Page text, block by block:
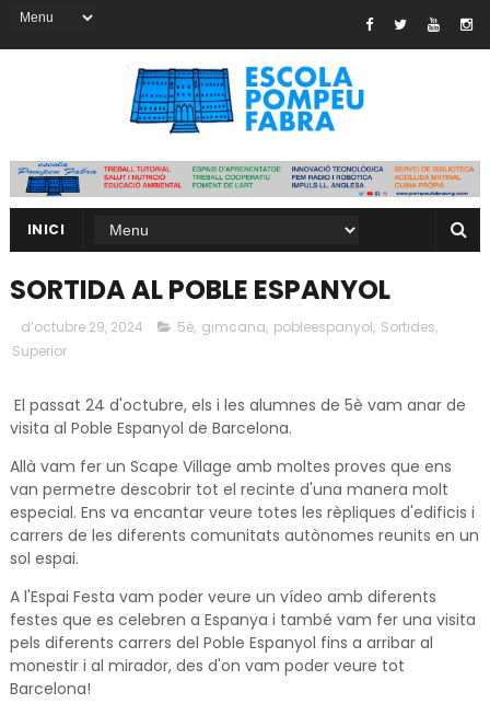
INICI
SORTIDA AL POBLE ESPANYOL
d’octubre 29, 2024 5è, gimcana, pobleespanyol, Sortides,
Superior
El passat 24 d'octubre, els i les alumnes de 5è vam anar de
visita al Poble Espanyol de Barcelona.
Allà vam fer un Scape Village amb moltes proves que ens
van permetre descobrir tot el recinte d'una manera molt
especial. Ens va encantar veure totes les rèpliques d'edificis i
carrers de les diferents comunitats autònomes reunits en un
sol espai.
A l'Espai Festa vam poder veure un vídeo amb diferents
festes que es celebren a Espanya i també vam fer una visita
pels diferents carrers del Poble Espanyol fins a arribar al
monestir i al mirador, des d'on vam poder veure tot
Barcelona!